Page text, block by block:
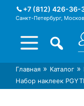
+7 (812) 426-36-
Санкт-Петербург,
Главная » Каталог »
Набор наклеек